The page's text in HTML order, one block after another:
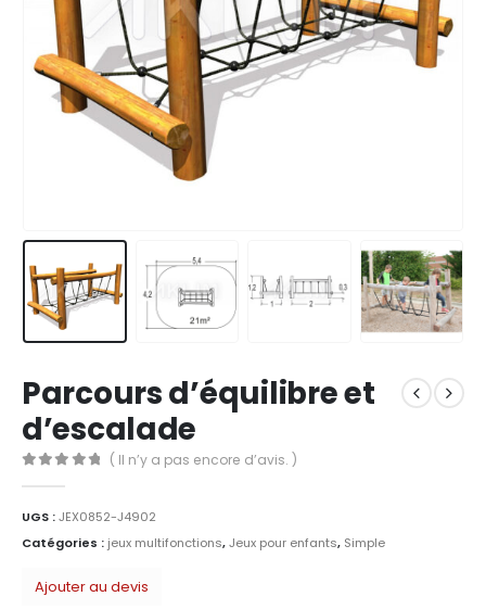
Parcours d’équilibre et
d’escalade
( Il n’y a pas encore d’avis. )
UGS :JEX0852-J4902
Catégories : jeux multifonctions,Jeux pour enfants, Simple
Ajouter au devis